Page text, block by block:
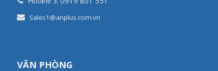
Sales1@anplus.com.vn
VĂN PHÒNG